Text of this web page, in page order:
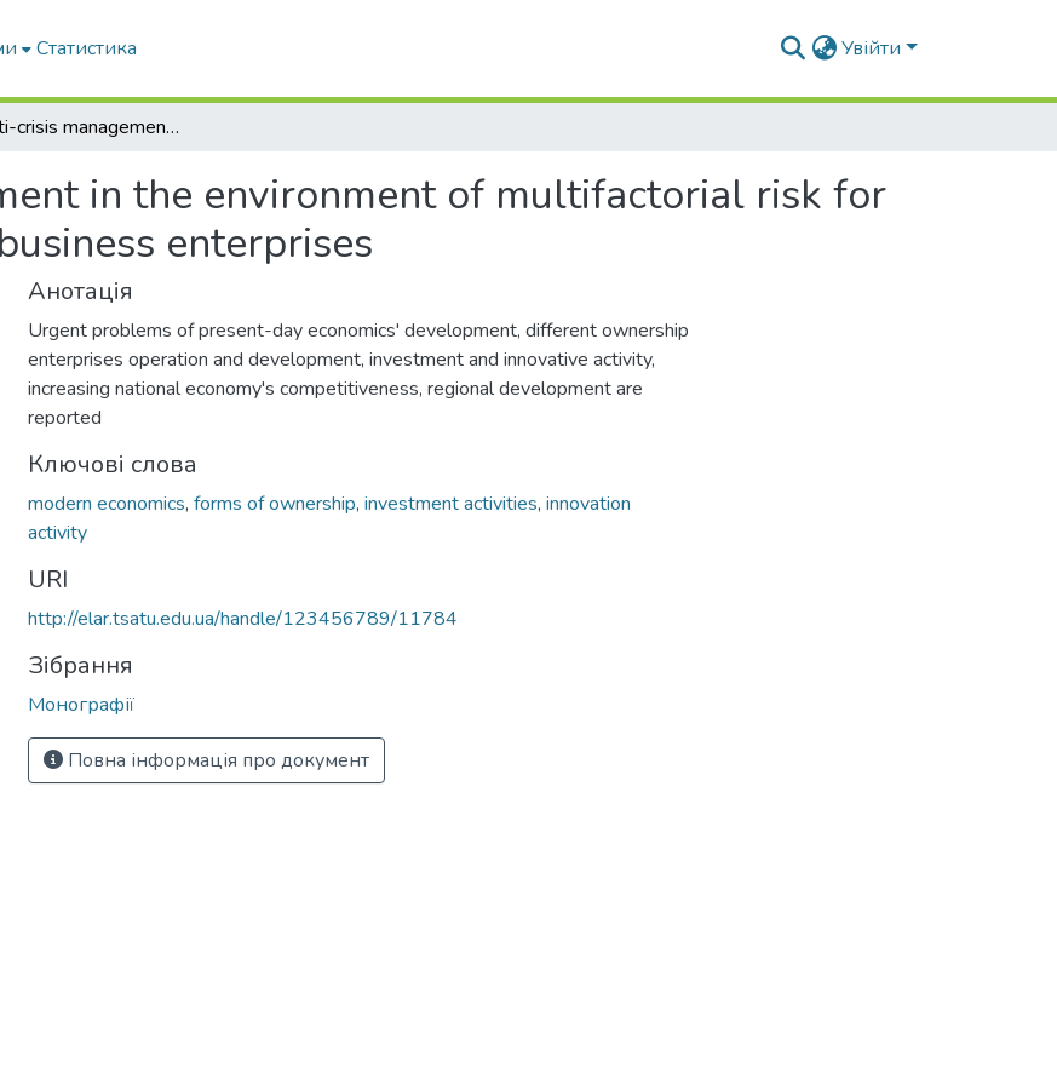
Статистика Увійти
6.1 Anti-crisis management in the environment of multifactorial risk for financial system of agribusiness enterprises
in the environment of multifactorial risk for
enterprises
Анотація
Urgent problems of present-day economics' development, different ownership
enterprises operation and development, investment and innovative activity,
increasing national economy's competitiveness, regional development are
reported
Ключові слова
modern economics, forms of ownership, investment activities, innovation
activity
URI
http://elar.tsatu.edu.ua/handle/123456789/11784
Зібрання
Монографії
Повна інформація про документ